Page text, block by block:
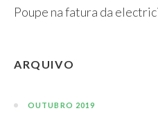
Poupe na fatura da
ARQUIVO
OUTUBRO 2019